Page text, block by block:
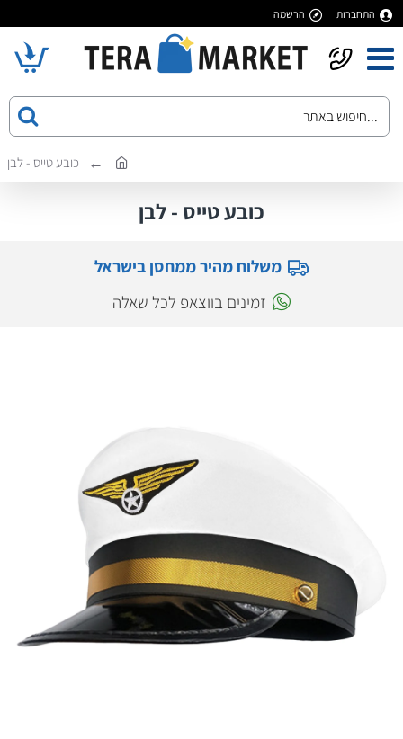
התחברות הרשמה
כובע טייס - לבן
כובע טייס - לבן
משלוח מהיר ממחסן בישראל
זמינים בווצאפ לכל שאלה